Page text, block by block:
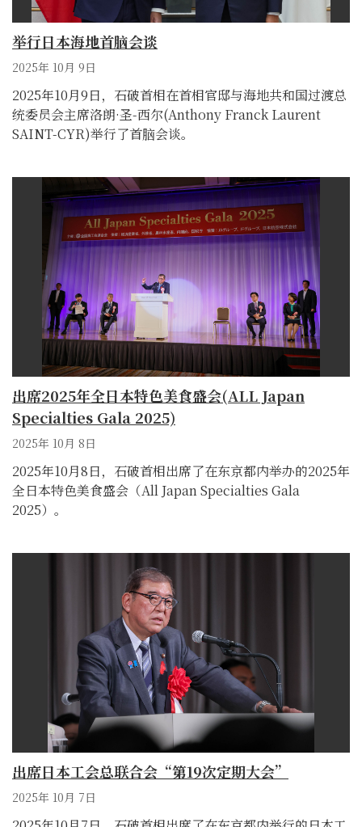
举行日本海地首脑会谈
2025年 10月 9日
2025年10月9日，石破首相在首相官邸与海地共和国过渡总
统委员会主席洛朗·圣-西尔(Anthony Franck Laurent
SAINT-CYR)举行了首脑会谈。
出席2025年全日本特色美食盛会(ALL Japan
Specialties Gala 2025)
2025年 10月 8日
2025年10月8日，石破首相出席了在东京都内举办的2025年
全日本特色美食盛会（All Japan Specialties Gala
2025）。
出席日本工会总联合会“第19次定期大会”
2025年 10月 7日